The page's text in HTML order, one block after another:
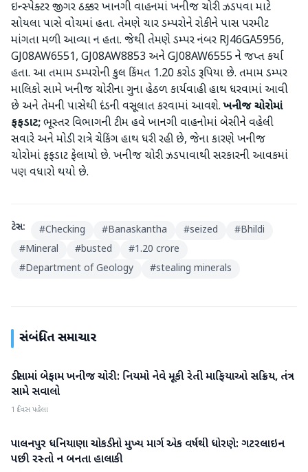
ઇન્સ્પેક્ટર જીગર ઠક્કર ખાનગી વાહનમાં ખનીજ ચોરી ઝડપવા માટે
સોયલા પાસે વોચમાં હતા. તેમણે ચાર ડમ્પરોને રોકીને પાસ પરમીટ
માંગતા મળી આવ્યા ન હતા. જેથી તેમણે ડમ્પર નંબર RJ46GA5956,
GJ08AW6551, GJ08AW8853 અને GJ08AW6555 ને જપ્ત કર્યા
હતા. આ તમામ ડમ્પરોની કુલ કિંમત 1.20 કરોડ રૂપિયા છે. તમામ ડમ્પર
માલિકો સામે ખનીજ ચોરીના ગુના હેઠળ કાર્યવાહી હાથ ધરવામાં આવી
છે અને તેમની પાસેથી દંડની વસૂલાત કરવામાં આવશે.ખનીજ ચોરોમાં
ફફડાટ;ભૂસ્તર વિભાગની ટીમ હવે ખાનગી વાહનોમાં બેસીને વહેલી
સવારે અને મોડી રાત્રે ચેકિંગ હાથ ધરી રહી છે, જેના કારણે ખનીજ
ચોરોમાં ફફડાટ ફેલાયો છે. ખનીજ ચોરી ઝડપાવાથી સરકારની આવકમાં
પણ વધારો થયો છે.
ટેગ્સ: #Checking #Banaskantha #seized #Bhildi
#Mineral #busted #1.20 crore
#Department of Geology #stealing minerals
સંબંધિત સમાચાર
બનાસકાંઠા
ડીસામાં બેફામ ખનીજ ચોરી: નિયમો નેવે મૂકી રેતી માફિયાઓ સક્રિય, તંત્ર
સામે સવાલો
1 દિવસ પહેલા
બનાસકાંઠા
પાલનપુર ધનિયાણા ચોકડીનો મુખ્ય માર્ગ એક વર્ષથી ધોરણે: ગટરલાઇન
પછી રસ્તો ન બનતા હાલાકી